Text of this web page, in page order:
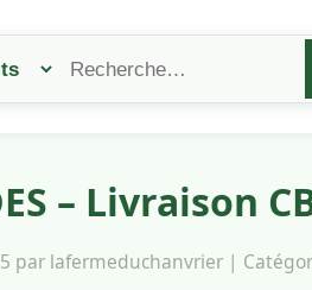
– Livraison
par lafermeduchanvrier |